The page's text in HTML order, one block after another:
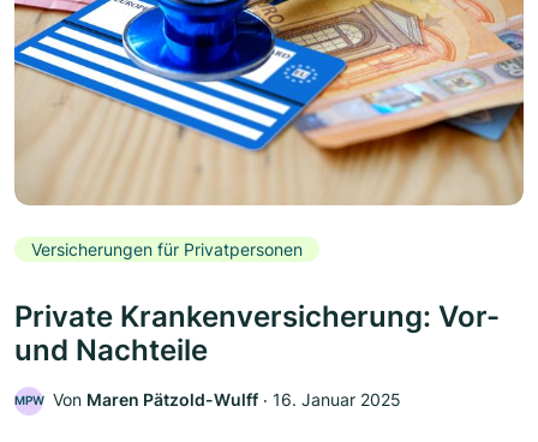
Versicherungen für Privatpersonen
Private Krankenversicherung: Vor-
und Nachteile
MPW Von Maren Pätzold-Wulff ‧ 16. Januar 2025